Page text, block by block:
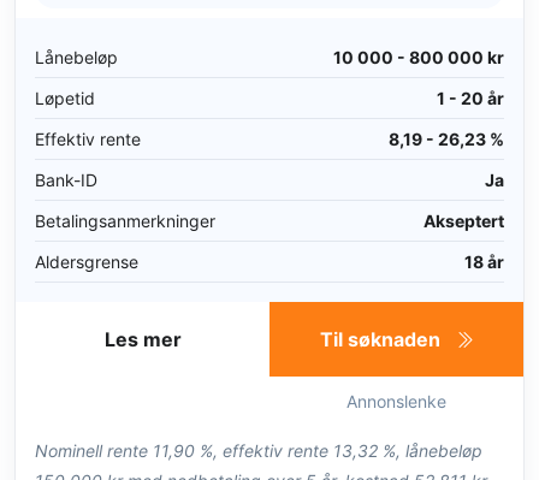
Lånebeløp
10 000 - 800 000 kr
Løpetid
1 - 20 år
Effektiv rente
8,19 - 26,23 %
Bank-ID
Ja
Betalingsanmerkninger
Akseptert
Aldersgrense
18 år
Til søknaden
Annonslenke
Les mer
Nominell rente 11,90 %, effektiv rente 13,32 %, lånebeløp